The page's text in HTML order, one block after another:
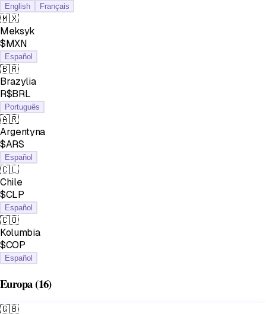
English Français
🇲🇽
Meksyk
$MXN
Español
🇧🇷
Brazylia
R$BRL
Português
🇦🇷
Argentyna
$ARS
Español
🇨🇱
Chile
$CLP
Español
🇨🇴
Kolumbia
$COP
Español
Europa(16)
🇬🇧